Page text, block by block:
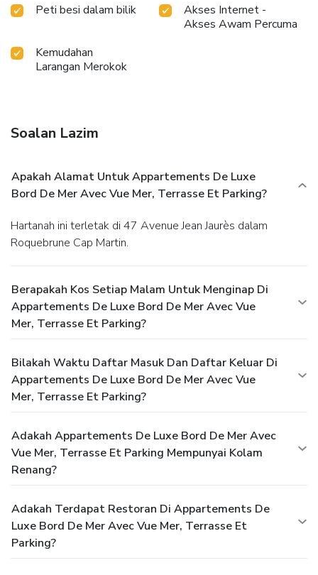
Peti besi dalam bilik
Akses Internet -
Akses Awam Percuma
Kemudahan
Larangan Merokok
Soalan Lazim
Apakah Alamat Untuk Appartements De Luxe
Bord De Mer Avec Vue Mer, Terrasse Et Parking?
Hartanah ini terletak di 47 Avenue Jean Jaurès dalam
Roquebrune Cap Martin.
Berapakah Kos Setiap Malam Untuk Menginap Di
Appartements De Luxe Bord De Mer Avec Vue
Mer, Terrasse Et Parking?
Bilakah Waktu Daftar Masuk Dan Daftar Keluar Di
Appartements De Luxe Bord De Mer Avec Vue
Mer, Terrasse Et Parking?
Adakah Appartements De Luxe Bord De Mer Avec
Vue Mer, Terrasse Et Parking Mempunyai Kolam
Renang?
Adakah Terdapat Restoran Di Appartements De
Luxe Bord De Mer Avec Vue Mer, Terrasse Et
Parking?